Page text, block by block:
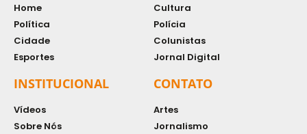
Home
Política
Cidade
Esportes
Cultura
Polícia
Colunistas
Jornal Digital
INSTITUCIONAL
Vídeos
Sobre Nós
CONTATO
Artes
Jornalismo